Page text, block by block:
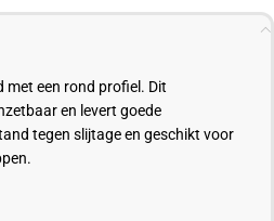
met een rond profiel. Dit
en levert goede
tegen slijtage en geschikt voor